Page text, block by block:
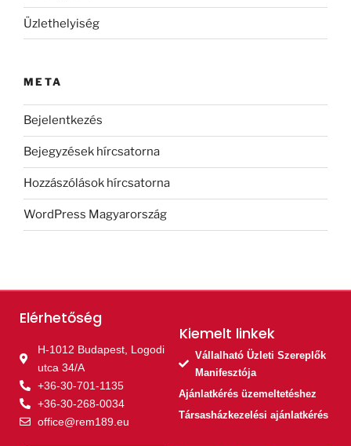
Üzlethelyiség
META
Bejelentkezés
Bejegyzések hírcsatorna
Hozzászólások hírcsatorna
WordPress Magyarország
Elérhetőség
H-1012 Budapest, Logodi
utca 34/A
+36-30-701-1135
+36-30-268-0034
office@rem189.eu
Kiemelt linkek​
Vállalható Üzleti Szereplők
Manifesztója
Ajánlatkérés üzemeltetéshez
Társasházkezelési ajánlatkérés